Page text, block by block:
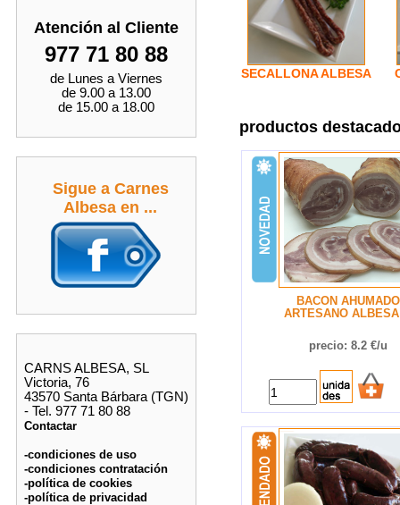
SECALLONA ALBESA
productos
BACON AHUMADO
ARTESANO
precio: 8.2 €/u
Atención al Cliente
977 71 80 88
de Lunes a Viernes
de 9.00 a 13.00
de 15.00 a 18.00
Sigue a Carnes
Albesa en ...
CARNS ALBESA, SL
Victoria, 76
43570 Santa Bárbara (TGN)
- Tel. 977 71 80 88
Contactar
-condiciones de uso
-condiciones contratación
-política de cookies
-política de privacidad